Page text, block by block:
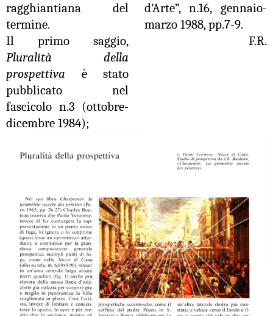
ragghiantiana del
termine.
Il primo saggio,
Pluralità della
prospettiva è stato
pubblicato nel
fascicolo n.3 (ottobre-
dicembre 1984);
d'Arte”, n.16, gennaio-
marzo 1988, pp.7-9.
F.R.